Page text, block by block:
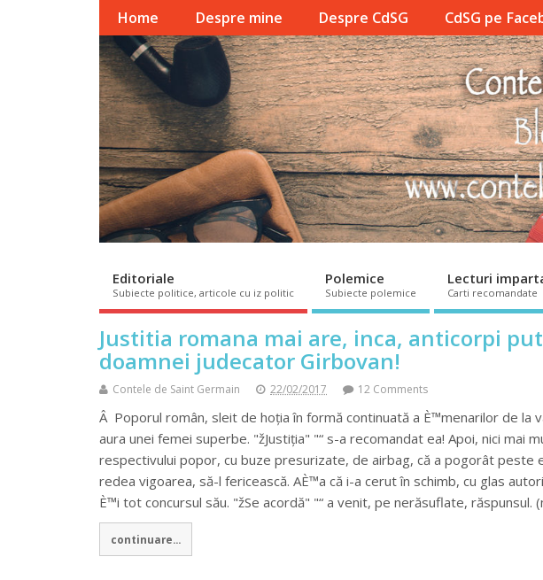
Home Despre mine Despre CdSG CdSG pe
Editoriale
Subiecte politice, articole cu iz politic
Polemice
Subiecte polemice
Lecturi
Carti recomandate
Justitia romana mai are, inca, anticorpi
doamnei judecator Girbovan!
Contele de Saint Germain 22/02/2017 12 Comments
Â Poporul român, sleit de hoția în formă continuată a È™menarilor de la
aura unei femei superbe. "žJustiția" "“ s-a recomandat ea! Apoi, nici mai
respectivului popor, cu buze presurizate, de airbag, că a pogorât peste
redea vigoarea, să-l fericească. AÈ™a că i-a cerut în schimb, cu glas
È™i tot concursul său. "žSe acordă" "“ a venit, pe nerăsuflate, răspunsul.
continuare...